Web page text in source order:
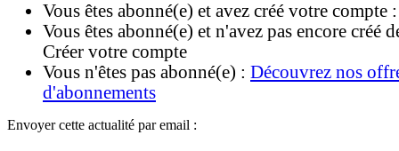
Vous êtes abonné(e) et avez créé votre compte
Vous êtes abonné(e) et n'avez pas encore créé
Créer votre compte
Vous n'êtes pas abonné(e) : Découvrez nos
d'abonnements
Envoyer cette actualité par email :